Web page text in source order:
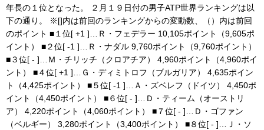
年長の１位となった。 ２月１９日付の男子ATP世界ランキングは以
下の通り。 ※[]内は前回のランキングからの変動数、（）内は前回
のポイント ■１位[ +1 ]…Ｒ・フェデラー 10,105ポイント（9,605ポ
イント） ■２位[ -1 ]…Ｒ・ナダル 9,760ポイント（9,760ポイント）
■３位[ - ]…Ｍ・チリッチ（クロアチア） 4,960ポイント（4,960ポイ
ント） ■４位[ +1 ]…Ｇ・ディミトロフ（ブルガリア） 4,635ポイン
ト（4,425ポイント） ■５位[ -1 ]…Ａ・ズベレフ（ドイツ） 4,450ポ
イント（4,450ポイント） ■６位[ - ]…Ｄ・ティーム（オーストリ
ア） 4,220ポイント（4,060ポイント） ■７位[ - ]…Ｄ・ゴファン
（ベルギー） 3,280ポイント（3,400ポイント） ■８位[ - ]…Ｊ・ソ